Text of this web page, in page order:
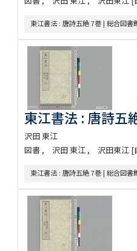
東江書法 : 唐詩五絶 7巻 | 総合図書
東江書法 : 唐詩
沢田 東江
図書
沢田 東江 沢田東江 [
東江書法 : 唐詩五絶 7巻 | 総合図書